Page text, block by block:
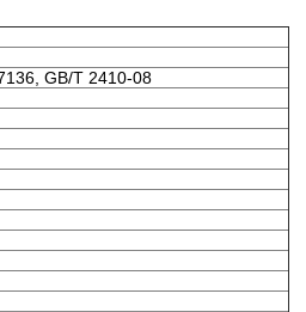
GB/T 2410-08